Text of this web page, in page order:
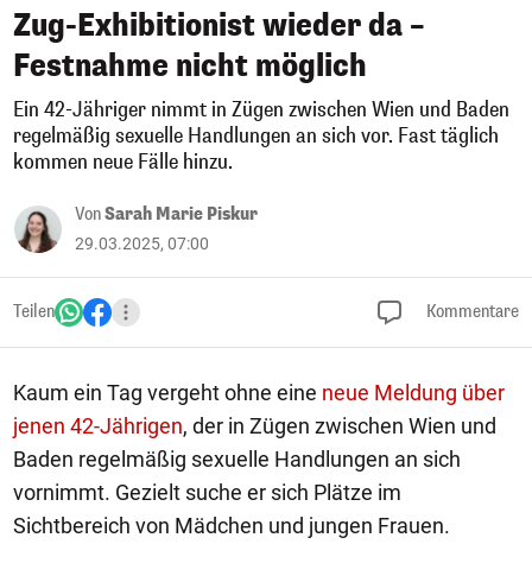
Zug-Exhibitionist wieder da –
Festnahme nicht möglich
Ein 42-Jähriger nimmt in Zügen zwischen Wien und Baden
regelmäßig sexuelle Handlungen an sich vor. Fast täglich
kommen neue Fälle hinzu.
VonSarah Marie Piskur
29.03.2025, 07:00
Teilen Kommentare
Kaum ein Tag vergeht ohne eine neue Meldung über
jenen 42-Jährigen, der in Zügen zwischen Wien und
Baden regelmäßig sexuelle Handlungen an sich
vornimmt. Gezielt suche er sich Plätze im
Sichtbereich von Mädchen und jungen Frauen.